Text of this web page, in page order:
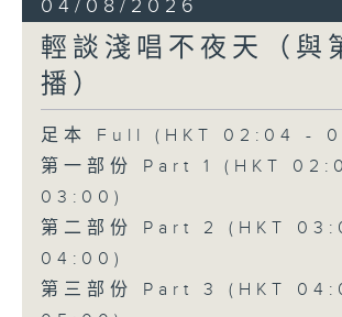
04/08/2026
輕談淺唱不夜天（與
播）
足本 Full (HKT 02:04 -
第一部份 Part 1 (HKT
03:00)
第二部份 Part 2 (HKT
04:00)
第三部份 Part 3 (HKT